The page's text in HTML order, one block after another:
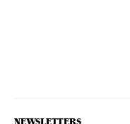
NEWSLETTERS